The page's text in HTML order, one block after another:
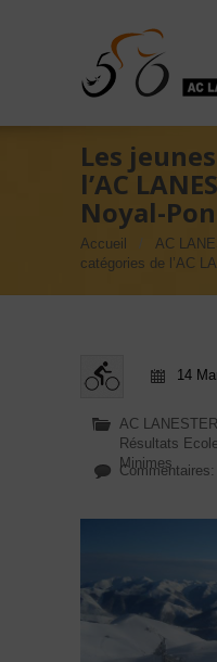
Les
l’AC
Noyal-
Accueil AC
catégories de l’AC
14
AC
Résultats
Minimes